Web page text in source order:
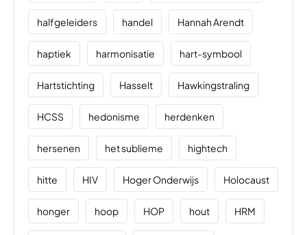
halfgeleiders handel Hannah Arendt
haptiek harmonisatie hart-symbool
Hartstichting Hasselt Hawkingstraling
HCSS hedonisme herdenken
hersenen het sublieme hightech
hitte HIV Hoger Onderwijs Holocaust
honger hoop HOP hout HRM